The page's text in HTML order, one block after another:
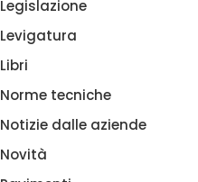
Legislazione
Levigatura
Libri
Norme tecniche
Notizie dalle aziende
Novità